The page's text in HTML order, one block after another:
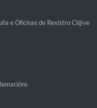
e Oficinas de Rexistro Cl@ve